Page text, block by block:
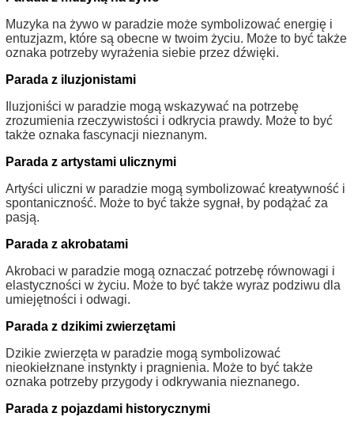
Muzyka na żywo w paradzie może symbolizować energię i
entuzjazm, które są obecne w twoim życiu. Może to być także
oznaka potrzeby wyrażenia siebie przez dźwięki.
Parada z iluzjonistami
Iluzjoniści w paradzie mogą wskazywać na potrzebę
zrozumienia rzeczywistości i odkrycia prawdy. Może to być
także oznaka fascynacji nieznanym.
Parada z artystami ulicznymi
Artyści uliczni w paradzie mogą symbolizować kreatywność i
spontaniczność. Może to być także sygnał, by podążać za
pasją.
Parada z akrobatami
Akrobaci w paradzie mogą oznaczać potrzebę równowagi i
elastyczności w życiu. Może to być także wyraz podziwu dla
umiejętności i odwagi.
Parada z dzikimi zwierzętami
Dzikie zwierzęta w paradzie mogą symbolizować
nieokiełznane instynkty i pragnienia. Może to być także
oznaka potrzeby przygody i odkrywania nieznanego.
Parada z pojazdami historycznymi